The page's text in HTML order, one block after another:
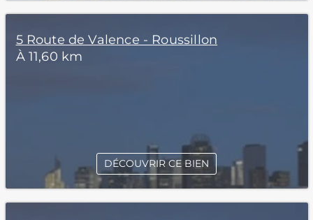
5 Route de Valence - Roussillon
À 11,60 km
DÉCOUVRIR CE BIEN